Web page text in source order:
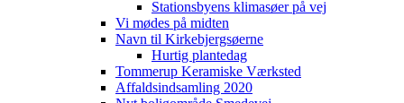
Stationsbyens klimasøer på vej
Vi mødes på midten
Navn til Kirkebjergsøerne
Hurtig plantedag
Tommerup Keramiske Værksted
Affaldsindsamling 2020